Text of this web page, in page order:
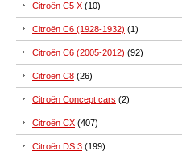
Citroën C5 X (10)
Citroën C6 (1928-1932) (1)
Citroën C6 (2005-2012) (92)
Citroën C8 (26)
Citroën Concept cars (2)
Citroën CX (407)
Citroën DS 3 (199)